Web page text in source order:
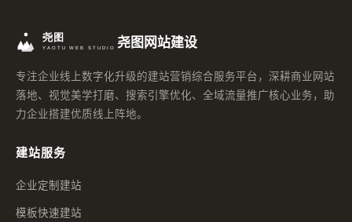
尧图网站建设
专注企业线上数字化升级的建站营销综合服务平台，深耕商业网站
落地、视觉美学打磨、搜索引擎优化、全域流量推广核心业务，助
力企业搭建优质线上阵地。
建站服务
企业定制建站
模板快速建站